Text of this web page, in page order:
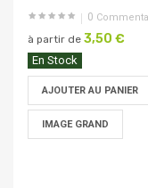
0
à partir de 3,50 €
En Stock
AJOUTER AU PANIER
IMAGE GRAND